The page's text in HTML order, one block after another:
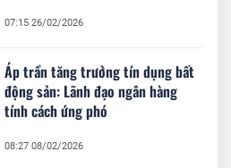
07:15 26/02/2026
Áp trần tăng trưởng tín dụng bất
động sản: Lãnh đạo ngân hàng
tính cách ứng phó
08:27 08/02/2026